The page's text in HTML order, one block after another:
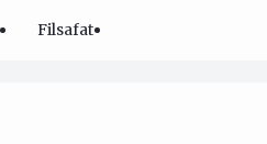
Filsafat